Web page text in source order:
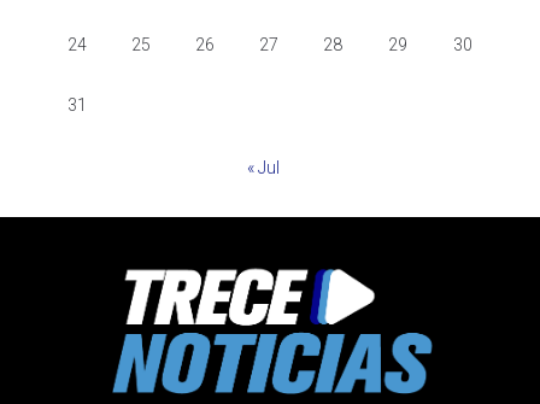
24 25 26 27 28 29 30
31
« Jul